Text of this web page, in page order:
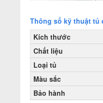
Thông số kỹ thuật tủ
Kích thước
Chất liệu
Loại tủ
Màu sắc
Bảo hành